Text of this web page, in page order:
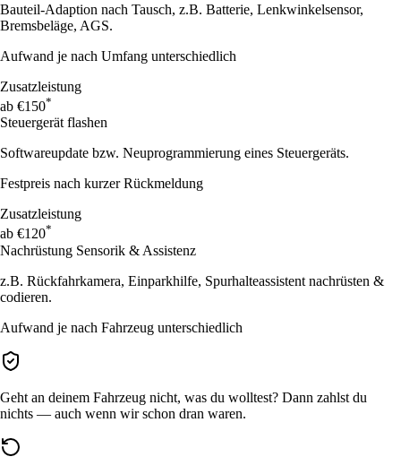
Bauteil-Adaption nach Tausch, z.B. Batterie, Lenkwinkelsensor,
Bremsbeläge, AGS.
Aufwand je nach Umfang unterschiedlich
Zusatzleistung
ab €150*
Steuergerät flashen
Softwareupdate bzw. Neuprogrammierung eines Steuergeräts.
Festpreis nach kurzer Rückmeldung
Zusatzleistung
ab €120*
Nachrüstung Sensorik & Assistenz
z.B. Rückfahrkamera, Einparkhilfe, Spurhalteassistent nachrüsten &
codieren.
Aufwand je nach Fahrzeug unterschiedlich
Geht an deinem Fahrzeug nicht, was du wolltest? Dann zahlst du
nichts — auch wenn wir schon dran waren.